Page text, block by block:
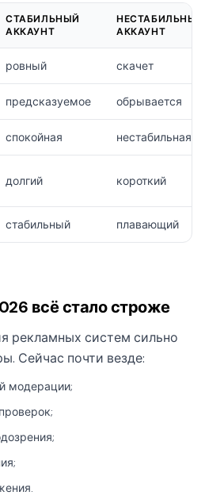
СТАБИЛЬНЫЙ
АККАУНТ
НЕСТАБИЛЬНЫЙ
АККАУНТ
ровный скачет
предсказуемое обрывается
спокойная нестабильная
долгий короткий
стабильный плавающий
всё стало строже
рекламных систем сильно
Сейчас почти везде:
модерации;